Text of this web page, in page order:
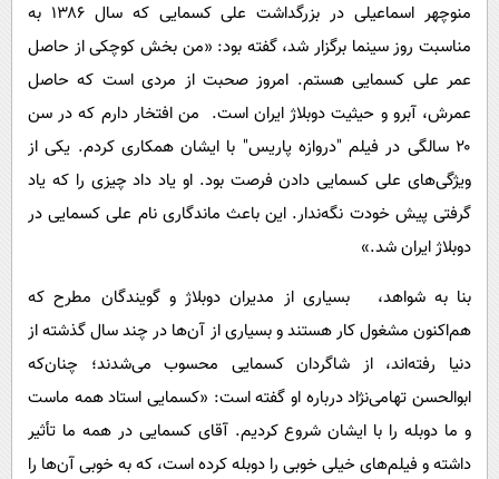
منوچهر اسماعیلی در بزرگداشت علی کسمایی که سال ۱۳۸۶ به
مناسبت روز سینما برگزار شد، گفته بود: «من بخش کوچکی از حاصل
عمر علی کسمایی هستم. امروز صحبت از مردی است که حاصل
عمرش، آبرو و حیثیت دوبلاژ ایران است. من افتخار دارم که در سن
۲۰ سالگی در فیلم "دروازه پاریس" با ایشان همکاری کردم. یکی از
ویژگی‌های علی کسمایی دادن فرصت بود. او یاد داد چیزی را که یاد
گرفتی پیش خودت نگه‌ندار. این باعث ماندگاری نام علی کسمایی در
دوبلاژ ایران شد.»
بنا به شواهد، بسیاری از مدیران دوبلاژ و گویندگان مطرح که
هم‌اکنون مشغول کار هستند و بسیاری از آن‌ها در چند سال گذشته از
دنیا رفته‌اند، از شاگردان کسمایی محسوب می‌شدند؛ چنان‌که
ابوالحسن تهامی‌نژاد درباره‌ او گفته است: «کسمایی استاد همه‌ ماست
و ما دوبله را با ایشان شروع کردیم. آقای کسمایی در همه‌ ما تأثیر
داشته و فیلم‌های خیلی خوبی را دوبله کرده است، که به خوبی آن‌ها را